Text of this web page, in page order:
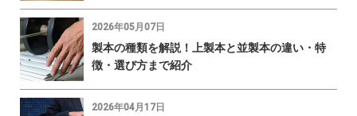
2026年05月07日
製本の種類を解説！上製本と並製本の違い・特
徴・選び方まで紹介
2026年04月17日